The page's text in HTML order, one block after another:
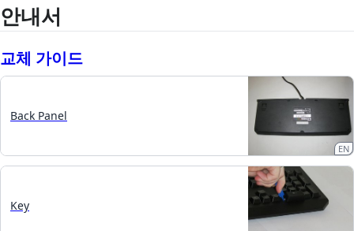
안내서
교체 가이드
Back Panel
EN
Key